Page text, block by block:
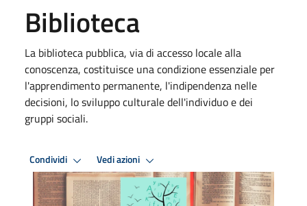
Biblioteca
La biblioteca pubblica, via di accesso locale alla
conoscenza, costituisce una condizione essenziale per
l'apprendimento permanente, l'indipendenza nelle
decisioni, lo sviluppo culturale dell'individuo e dei
gruppi sociali.
Condividi Vedi azioni